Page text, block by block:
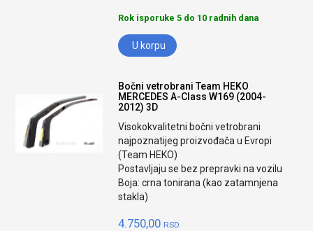
Rok isporuke 5 do 10 radnih dana
U korpu
Bočni vetrobrani Team HEKO
MERCEDES A-Class W169 (2004-
2012) 3D
Visokokvalitetni bočni vetrobrani
najpoznatijeg proizvođača u Evropi
(Team HEKO)
Postavljaju se bez prepravki na vozilu
Boja: crna tonirana (kao zatamnjena
stakla)
4.750,00 RSD.